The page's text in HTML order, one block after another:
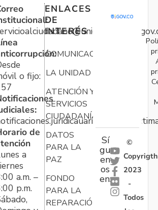
o fijo:
de
a
a.m. –
p.m.
ENLACES
DE
INTERÉS
COMUNICACIONES
LA UNIDAD
ATENCIÓN Y
SERVICIOS
CIUDADANÍA
DATOS
PARA LA
PAZ
FONDO
PARA LA
REPARACIÓN
Sí
gu
en
os
en:
©
Copyrigth
2023
-
Todos